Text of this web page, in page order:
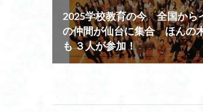
2025学校教育の今 全国から
の仲間が仙台に集合 ほんの
も ３人が参加！